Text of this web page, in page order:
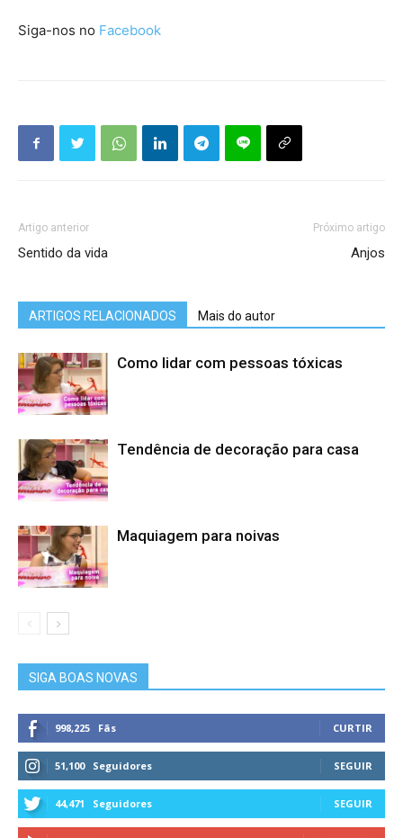
Siga-nos no Facebook
Artigo anterior
Sentido da vida
Próximo artigo
Anjos
ARTIGOS RELACIONADOS Mais do autor
Como lidar com pessoas tóxicas
Tendência de decoração para casa
Maquiagem para noivas
SIGA BOAS NOVAS
998,225 Fãs CURTIR
51,100 Seguidores SEGUIR
44,471 Seguidores SEGUIR